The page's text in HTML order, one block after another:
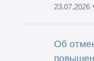
23.07.2026
Об